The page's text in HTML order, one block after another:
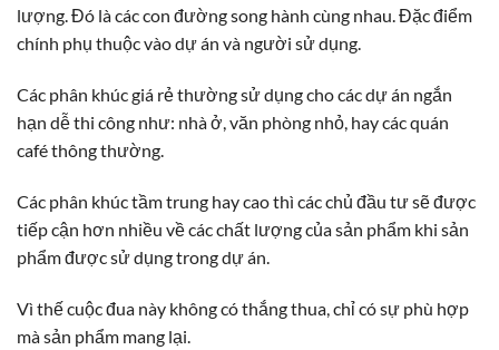
lượng. Đó là các con đường song hành cùng nhau. Đặc điểm
chính phụ thuộc vào dự án và người sử dụng.
Các phân khúc giá rẻ thường sử dụng cho các dự án ngắn
hạn dễ thi công như: nhà ở, văn phòng nhỏ, hay các quán
café thông thường.
Các phân khúc tầm trung hay cao thì các chủ đầu tư sẽ được
tiếp cận hơn nhiều về các chất lượng của sản phẩm khi sản
phẩm được sử dụng trong dự án.
Vì thế cuộc đua này không có thắng thua, chỉ có sự phù hợp
mà sản phẩm mang lại.